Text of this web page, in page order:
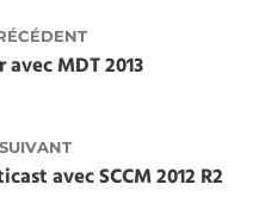
MDT 2013
avec SCCM 2012 R2